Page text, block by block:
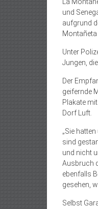
und
aufgrund
Montañeta
Unter
Jungen,
Der
geifernde
Plakate
Dorf Luft.
„Sie
sind
und nicht
Ausbruch
ebenfalls
gesehen,
Selbst